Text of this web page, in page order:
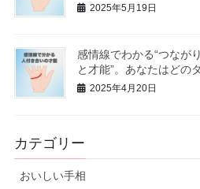
2025年5月19日
感情線でわかる“つなが
と才能”。あなたはどの
2025年4月20日
カテゴリー
おいしい手相